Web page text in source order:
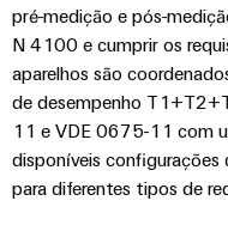
pré-medição e pós-
N 4100 e cumprir os
aparelhos são
de desempenho
11 e VDE 0675-11 com
disponíveis
para diferentes tipos de